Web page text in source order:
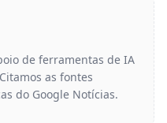
de ferramentas de IA
as fontes
do Google Notícias.